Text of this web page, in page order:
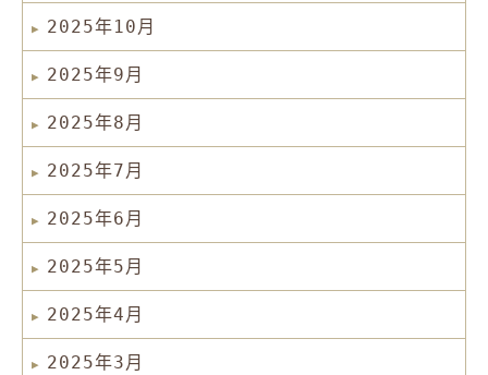
2025年10月
2025年9月
2025年8月
2025年7月
2025年6月
2025年5月
2025年4月
2025年3月